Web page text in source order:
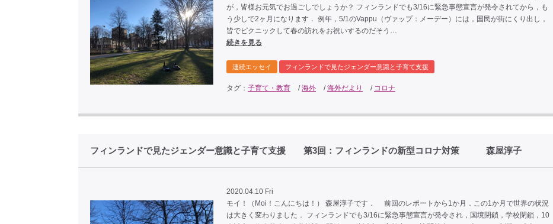
が，皆様お元気でお過ごしでしょうか？ フィンランドでも3/16に緊急事態宣言が発令されてから，も
う少しで2ヶ月になります． 例年，5/1のVappu（ヴァップ：メーデー）には，国民が街にくり出し，
皆でピクニックして春の訪れをお祝いするのだそう…
続きを見る
連続エッセイ フィンランドで見たジェンダー意識と子育て支援
タグ： 子育て・教育 /海外 /海外だより / コロナ
フィンランドで見たジェンダー意識と子育て支援 第3回：フィンランドの新型コロナ対策 森屋淳子
2020.04.10 Fri
モイ！（Moi！こんにちは！） 森屋淳子です． 前回のレポートから1か月．この1か月で世界の状況
は大きく変わりました． フィンランドでも3/16に緊急事態宣言が発令され，国境閉鎖，学校閉鎖，10